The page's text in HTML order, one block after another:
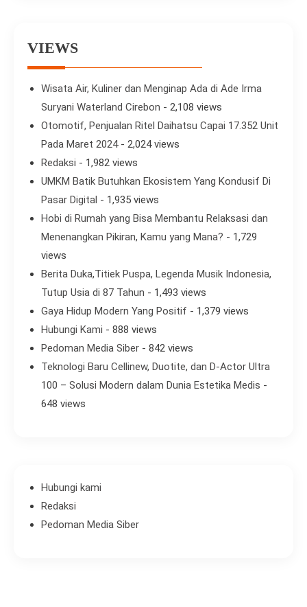
VIEWS
Wisata Air, Kuliner dan Menginap Ada di Ade Irma
Suryani Waterland Cirebon - 2,108 views
Otomotif, Penjualan Ritel Daihatsu Capai 17.352 Unit
Pada Maret 2024- 2,024 views
Redaksi - 1,982 views
UMKM Batik Butuhkan Ekosistem Yang Kondusif Di
Pasar Digital - 1,935 views
Hobi di Rumah yang Bisa Membantu Relaksasi dan
Menenangkan Pikiran, Kamu yang Mana? - 1,729
views
Berita Duka,Titiek Puspa, Legenda Musik Indonesia,
Tutup Usia di 87 Tahun - 1,493 views
Gaya Hidup Modern Yang Positif - 1,379 views
Hubungi Kami - 888 views
Pedoman Media Siber - 842 views
Teknologi Baru Cellinew, Duotite, dan D-Actor Ultra
100 – Solusi Modern dalam Dunia Estetika Medis -
648 views
Hubungi kami
Redaksi
Pedoman Media Siber